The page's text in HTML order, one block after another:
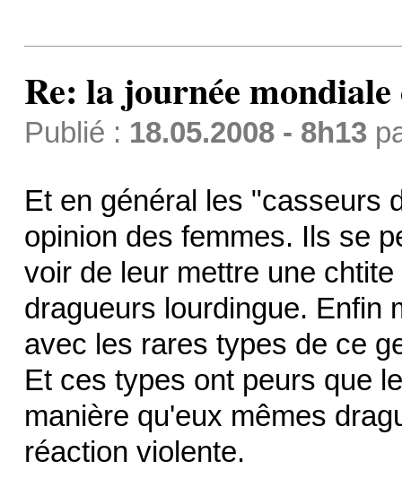
Re: la journée
Publié : 18.05.2008 - 8h13
Et en général les "casseurs
opinion des femmes. Ils se
voir de leur mettre une
dragueurs lourdingue. Enfin
avec les rares types de ce
Et ces types ont peurs que
manière qu'eux mêmes
réaction violente.